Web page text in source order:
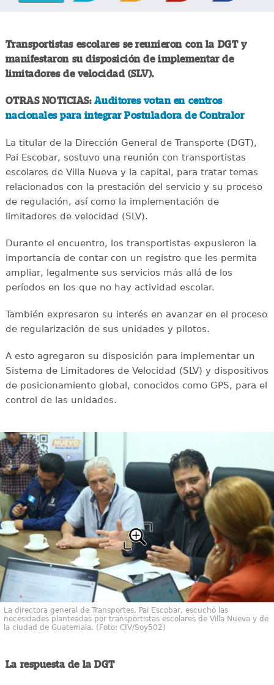
Transportistas escolares se reunieron con la DGT y
manifestaron su disposición de implementar de
limitadores de velocidad (SLV).
OTRAS NOTICIAS: Auditores votan en centros
nacionales para integrar Postuladora de Contralor
La titular de la Dirección General de Transporte (DGT),
Pai Escobar, sostuvo una reunión con transportistas
escolares de Villa Nueva y la capital, para tratar temas
relacionados con la prestación del servicio y su proceso
de regulación, así como la implementación de
limitadores de velocidad (SLV).
Durante el encuentro, los transportistas expusieron la
importancia de contar con un registro que les permita
ampliar, legalmente sus servicios más allá de los
períodos en los que no hay actividad escolar.
También expresaron su interés en avanzar en el proceso
de regularización de sus unidades y pilotos.
A esto agregaron su disposición para implementar un
Sistema de Limitadores de Velocidad (SLV) y dispositivos
de posicionamiento global, conocidos como GPS, para el
control de las unidades.
La directora general de Transportes, Pai Escobar, escuchó las
necesidades planteadas por transportistas escolares de Villa Nueva y de
la ciudad de Guatemala. (Foto: CIV/Soy502)
La respuesta de la DGT